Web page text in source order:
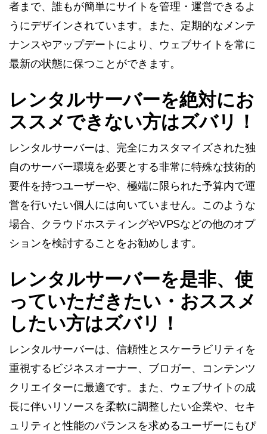
者まで、誰もが簡単にサイトを管理・運営できるよ
うにデザインされています。また、定期的なメンテ
ナンスやアップデートにより、ウェブサイトを常に
最新の状態に保つことができます。
レンタルサーバーを絶対にお
ススメできない方はズバリ！
レンタルサーバーは、完全にカスタマイズされた独
自のサーバー環境を必要とする非常に特殊な技術的
要件を持つユーザーや、極端に限られた予算内で運
営を行いたい個人には向いていません。このような
場合、クラウドホスティングやVPSなどの他のオプ
ションを検討することをお勧めします。
レンタルサーバーを是非、使
っていただきたい・おススメ
したい方はズバリ！
レンタルサーバーは、信頼性とスケーラビリティを
重視するビジネスオーナー、ブロガー、コンテンツ
クリエイターに最適です。また、ウェブサイトの成
長に伴いリソースを柔軟に調整したい企業や、セキ
ュリティと性能のバランスを求めるユーザーにもぴ